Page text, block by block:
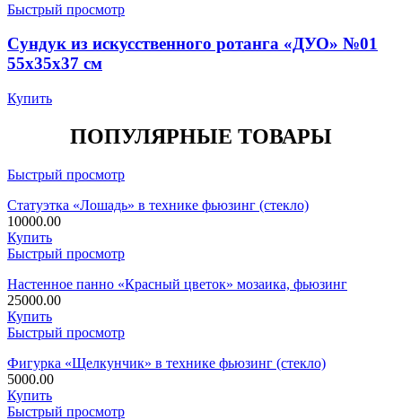
Быстрый просмотр
Сундук из искусственного ротанга «ДУО» №01
55х35х37 см
Купить
ПОПУЛЯРНЫЕ ТОВАРЫ
Быстрый просмотр
Статуэтка «Лошадь» в технике фьюзинг (стекло)
10000.00
Купить
Быстрый просмотр
Настенное панно «Красный цветок» мозаика, фьюзинг
25000.00
Купить
Быстрый просмотр
Фигурка «Щелкунчик» в технике фьюзинг (стекло)
5000.00
Купить
Быстрый просмотр